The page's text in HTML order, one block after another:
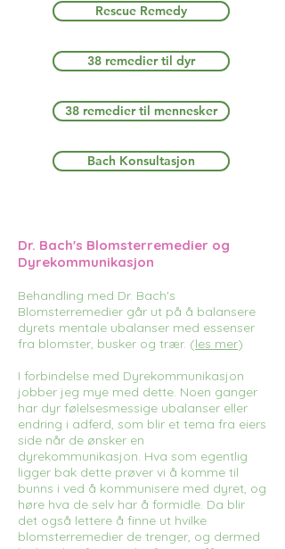
Rescue Remedy
38 remedier til dyr
38 remedier til mennesker
Bach Konsultasjon
Dr. Bach's Blomsterremedier og
Dyrekommunikasjon
Behandling med Dr. Bach's
Blomsterremedier går ut på å balansere
dyrets mentale ubalanser med essenser
fra blomster, busker og trær. (les mer)
I forbindelse med Dyrekommunikasjon
jobber jeg mye med dette. Noen ganger
har dyr følelsesmessige ubalanser eller
endring i adferd, som blir et tema fra eiers
side når de ønsker en
dyrekommunikasjon. Hva som egentlig
ligger bak dette prøver vi å komme til
bunns i ved å kommunisere med dyret, og
høre hva de selv har å formidle. Da blir
det også lettere å finne ut hvilke
blomsterremedier de trenger, og dermed